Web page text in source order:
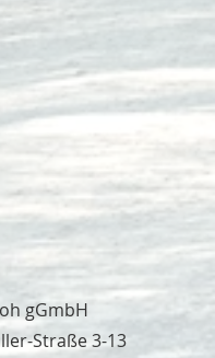
gGmbH
Straße 3-13